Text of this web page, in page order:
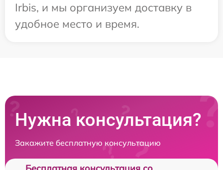
Irbis, и мы организуем доставку в
удобное место и время.
Нужна консультация?
Закажите бесплатную консультацию